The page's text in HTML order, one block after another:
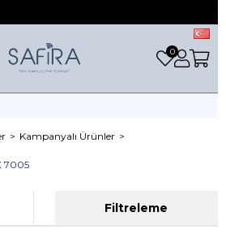
0
Kampanyalı Ürünler
7005
Filtreleme